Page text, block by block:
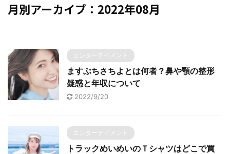
月別アーカイブ：2022年08月
エンターテイメント
ますぶちさちよとは何者？鼻や顎の整形
疑惑と年収について
2022/9/20
エンターテイメント
トラックめいめいのＴシャツはどこで買